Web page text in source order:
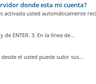
donde esta mi cuenta?
activada usted automáticamente
ENTER. 3. En la línea de...
el usted puede subir sus...